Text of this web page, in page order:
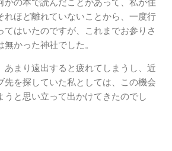
の本で読んだことがあって、私が住
れほど離れていないことから、一度行
てはいたのですが、これまでお参りさ
かった神社でした。
まり遠出すると疲れてしまうし、近
先を探していた私としては、この機会
うと思い立って出かけてきたのでし